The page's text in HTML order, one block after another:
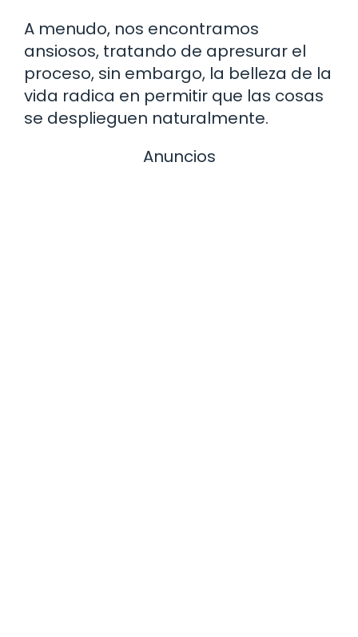
A menudo, nos encontramos
ansiosos, tratando de apresurar el
proceso, sin embargo, la belleza de la
vida radica en permitir que las cosas
se desplieguen naturalmente.
Anuncios